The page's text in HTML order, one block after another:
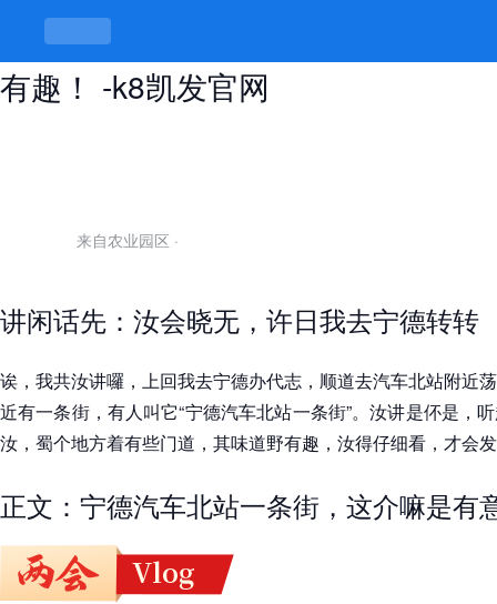
宁德汽车北站一条街在哪里，底所野
有趣！ -k8凯发官网
来自农业园区 ·
讲闲话先：汝会晓无，许日我去宁德转转
诶，我共汝讲囉，上回我去宁德办代志，顺道去汽车北站附近
近有一条街，有人叫它“宁德汽车北站一条街”。汝讲是伓是，
汝，蜀个地方着有些门道，其味道野有趣，汝得仔细看，才会
正文：宁德汽车北站一条街，这介嘛是有